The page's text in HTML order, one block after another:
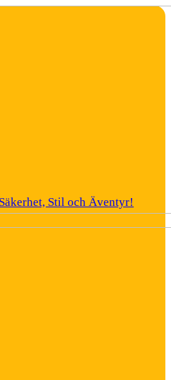
Stil och Äventyr!